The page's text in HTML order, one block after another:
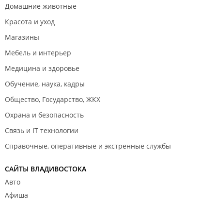
Домашние животные
Красота и уход
Магазины
Мебель и интерьер
Медицина и здоровье
Обучение, наука, кадры
Общество, Государство, ЖКХ
Охрана и безопасность
Связь и IT технологии
Справочные, оперативные и экстренные службы
САЙТЫ ВЛАДИВОСТОКА
Авто
Афиша